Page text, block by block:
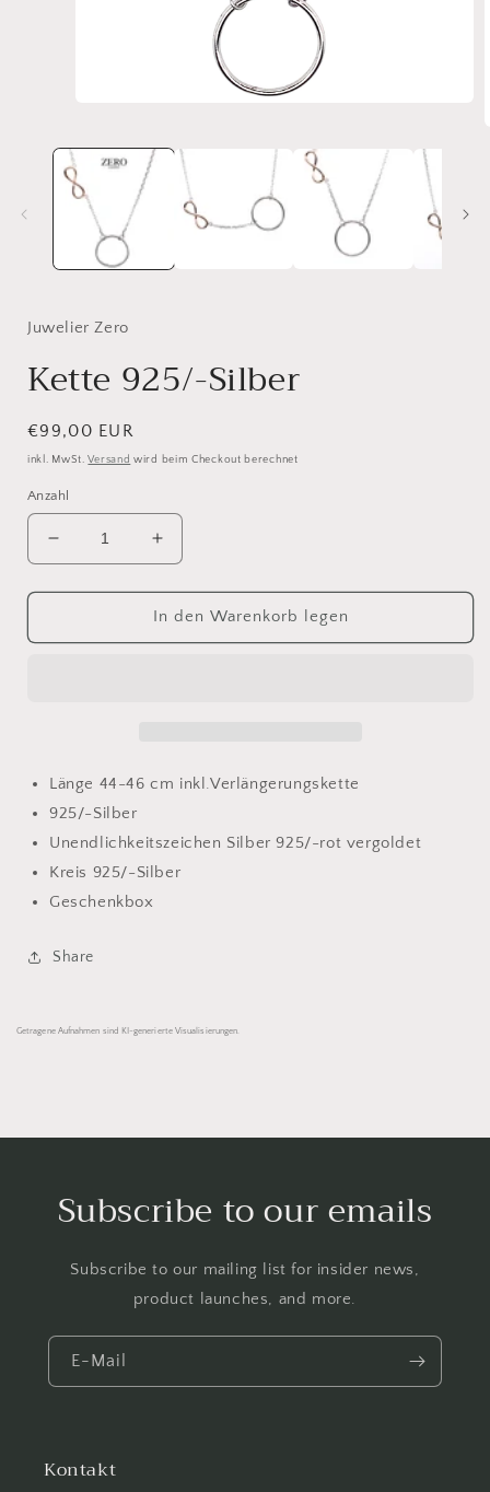
Modal
öffnen
Juwelier Zero
Kette 925/-Silber
Normaler
Preis
€99,00 EUR
inkl. MwSt.Versand wird beim Checkout berechnet
Anzahl
Verringere
die
Menge
Kette
Erhöhe
die
Menge
für
Kette
In den Warenkorb legen
Länge 44-46 cm inkl.Verlängerungskette
925/-Silber
Unendlichkeitszeichen Silber 925/-rot vergoldet
Kreis 925/-Silber
Geschenkbox
Share
Getragene Aufnahmen sind KI-generierte Visualisierungen.
Subscribe to our emails
Subscribe to our mailing list for insider news,
product launches, and more.
E-Mail
Kontakt